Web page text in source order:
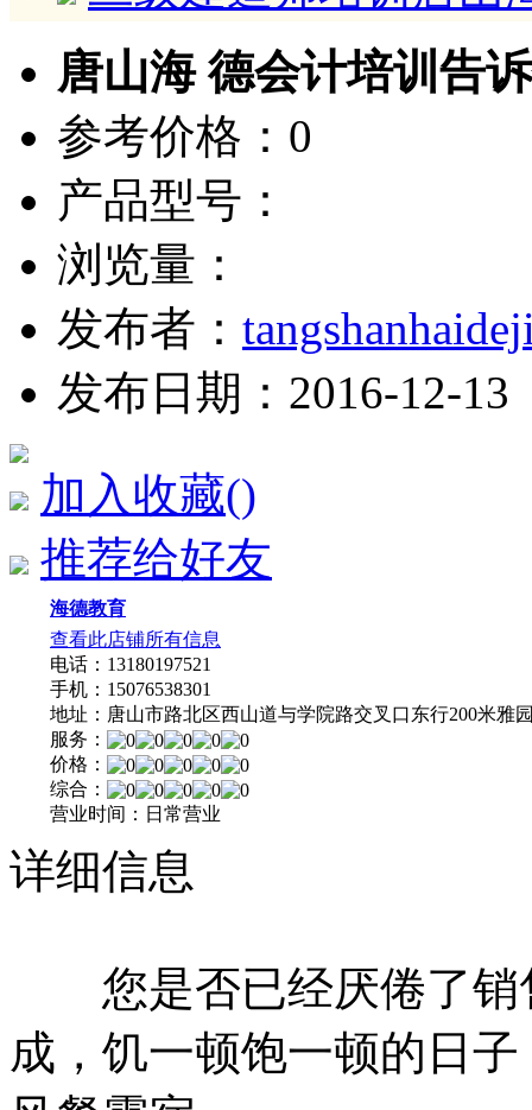
唐山海 德会计培训告
参考价格：0
产品型号：
浏览量：
发布者：
发布日期：2016-12-13
加入收藏()
推荐给好友
海德教育
查看此店铺所有信息
电话：13180197521
手机：15076538301
地址：唐山市路北区西山道与学院路交叉口东行200米雅
服务：
价格：
综合：
营业时间：日常营业
详细信息
您是否已经厌倦了销
成，饥一顿饱一顿的日